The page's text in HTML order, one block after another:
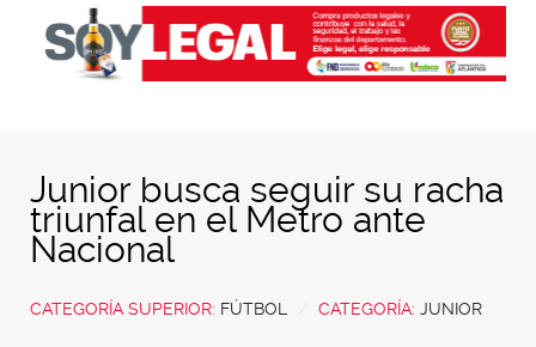
Junior busca seguir su racha
triunfal en el Metro ante
Nacional
CATEGORÍA SUPERIOR: FÚTBOL CATEGORÍA: JUNIOR